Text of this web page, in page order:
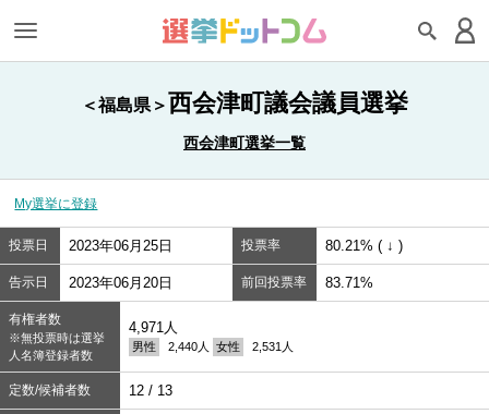
＜福島県＞西会津町議会議員選挙
西会津町選挙一覧
My選挙に登録
投票日 2023年06月25日 投票率 80.21% ( ↓ )
告示日 2023年06月20日 前回投票率 83.71%
有権者数
※無投票時は選挙
人名簿登録者数
4,971人
男性 2,440人 女性 2,531人
定数/候補者数 12 / 13